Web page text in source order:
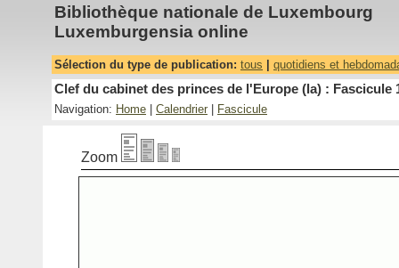
Bibliothèque nationale de Luxembourg
Luxemburgensia online
Sélection du type de publication: tous quotidiens et
Clef du cabinet des princes de l'Europe (la) : Fascicule
Navigation: Home Calendrier Fascicule
Zoom